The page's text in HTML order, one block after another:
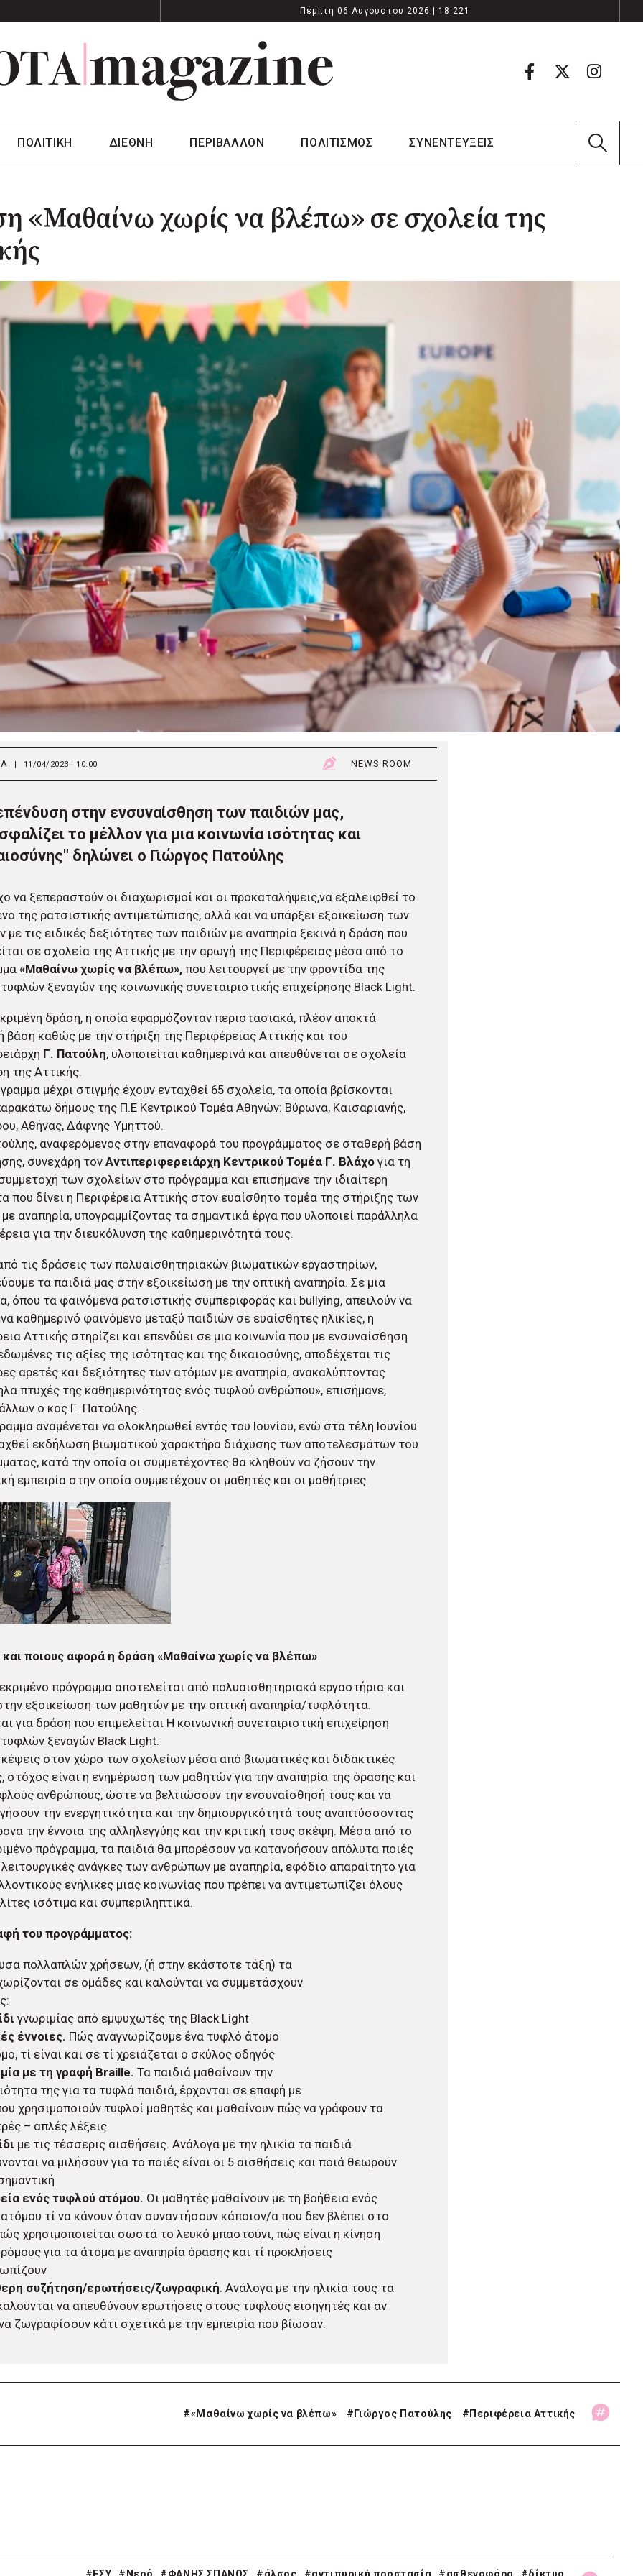
Πέμπτη 06 Αυγούστου 2026 | 18:221
ΠΟΛΙΤΙΚΗ ΔΙΕΘΝΗ ΠΕΡΙΒΑΛΛΟΝ ΠΟΛΙΤΙΣΜΟΣ ΣΥΝΕΝΤΕΥΞΕΙΣ
«Μαθαίνω χωρίς να βλέπω» σε σχολεία της
| 11/04/2023 · 10:00 NEWS ROOM
στην ενσυναίσθηση των παιδιών μας,
το μέλλον για μια κοινωνία ισότητας και
δηλώνει ο Γιώργος Πατούλης
να ξεπεραστούν οι διαχωρισμοί και οι προκαταλήψεις,να εξαλειφθεί το
της ρατσιστικής αντιμετώπισης, αλλά και να υπάρξει εξοικείωση των
με τις ειδικές δεξιότητες των παιδιών με αναπηρία ξεκινά η δράση που
σε σχολεία της Αττικής με την αρωγή της Περιφέρειας μέσα από το
«Μαθαίνω χωρίς να βλέπω», που λειτουργεί με την φροντίδα της
ξεναγών της κοινωνικής συνεταιριστικής επιχείρησης Black Light.
δράση, η οποία εφαρμόζονταν περιστασιακά, πλέον αποκτά
βάση καθώς με την στήριξη της Περιφέρειας Αττικής και του
Γ. Πατούλη, υλοποιείται καθημερινά και απευθύνεται σε σχολεία
της Αττικής.
μέχρι στιγμής έχουν ενταχθεί 65 σχολεία, τα οποία βρίσκονται
δήμους της Π.Ε Κεντρικού Τομέα Αθηνών: Βύρωνα, Καισαριανής,
Αθήνας, Δάφνης-Υμηττού.
αναφερόμενος στην επαναφορά του προγράμματος σε σταθερή βάση
συνεχάρη τον Αντιπεριφερειάρχη Κεντρικού Τομέα Γ. Βλάχο για τη
των σχολείων στο πρόγραμμα και επισήμανε την ιδιαίτερη
που δίνει η Περιφέρεια Αττικής στον ευαίσθητο τομέα της στήριξης των
αναπηρία, υπογραμμίζοντας τα σημαντικά έργα που υλοποιεί παράλληλα
για την διευκόλυνση της καθημερινότητά τους.
τις δράσεις των πολυαισθητηριακών βιωματικών εργαστηρίων,
τα παιδιά μας στην εξοικείωση με την οπτική αναπηρία. Σε μια
όπου τα φαινόμενα ρατσιστικής συμπεριφοράς και bullying, απειλούν να
καθημερινό φαινόμενο μεταξύ παιδιών σε ευαίσθητες ηλικίες, η
Αττικής στηρίζει και επενδύει σε μια κοινωνία που με ενσυναίσθηση
τις αξίες της ισότητας και της δικαιοσύνης, αποδέχεται τις
αρετές και δεξιότητες των ατόμων με αναπηρία, ανακαλύπτοντας
πτυχές της καθημερινότητας ενός τυφλού ανθρώπου», επισήμανε,
ο κος Γ. Πατούλης.
αναμένεται να ολοκληρωθεί εντός του Ιουνίου, ενώ στα τέλη Ιουνίου
εκδήλωση βιωματικού χαρακτήρα διάχυσης των αποτελεσμάτων του
κατά την οποία οι συμμετέχοντες θα κληθούν να ζήσουν την
εμπειρία στην οποία συμμετέχουν οι μαθητές και οι μαθήτριες.
και ποιους αφορά η δράση «Μαθαίνω χωρίς να βλέπω»
πρόγραμμα αποτελείται από πολυαισθητηριακά εργαστήρια και
εξοικείωση των μαθητών με την οπτική αναπηρία/τυφλότητα.
για δράση που επιμελείται Η κοινωνική συνεταιριστική επιχείρηση
ξεναγών Black Light.
στον χώρο των σχολείων μέσα από βιωματικές και διδακτικές
στόχος είναι η ενημέρωση των μαθητών για την αναπηρία της όρασης και
ανθρώπους, ώστε να βελτιώσουν την ενσυναίσθησή τους και να
την ενεργητικότητα και την δημιουργικότητά τους αναπτύσσοντας
την έννοια της αλληλεγγύης και την κριτική τους σκέψη. Μέσα από το
πρόγραμμα, τα παιδιά θα μπορέσουν να κατανοήσουν απόλυτα ποιές
λειτουργικές ανάγκες των ανθρώπων με αναπηρία, εφόδιο απαραίτητο για
ενήλικες μιας κοινωνίας που πρέπει να αντιμετωπίζει όλους
ισότιμα και συμπεριληπτικά.
του προγράμματος:
πολλαπλών χρήσεων, (ή στην εκάστοτε τάξη) τα
σε ομάδες και καλούνται να συμμετάσχουν
γνωριμίας από εμψυχωτές της Black Light
έννοιες. Πώς αναγνωρίζουμε ένα τυφλό άτομο
τί είναι και σε τί χρειάζεται ο σκύλος οδηγός
με τη γραφή Braille. Τα παιδιά μαθαίνουν την
της για τα τυφλά παιδιά, έρχονται σε επαφή με
χρησιμοποιούν τυφλοί μαθητές και μαθαίνουν πώς να γράφουν τα
– απλές λέξεις
με τις τέσσερις αισθήσεις. Ανάλογα με την ηλικία τα παιδιά
να μιλήσουν για το ποιές είναι οι 5 αισθήσεις και ποιά θεωρούν
ενός τυφλού ατόμου. Οι μαθητές μαθαίνουν με τη βοήθεια ενός
τί να κάνουν όταν συναντήσουν κάποιον/α που δεν βλέπει στο
χρησιμοποιείται σωστά το λευκό μπαστούνι, πώς είναι η κίνηση
για τα άτομα με αναπηρία όρασης και τί προκλήσεις
συζήτηση/ερωτήσεις/ζωγραφική. Ανάλογα με την ηλικία τους τα
να απευθύνουν ερωτήσεις στους τυφλούς εισηγητές και αν
ζωγραφίσουν κάτι σχετικά με την εμπειρία που βίωσαν.
#«Μαθαίνω χωρίς να βλέπω» # Γιώργος Πατούλης # Περιφέρεια Αττικής
#ΕΣΥ #Νερό #ΦΑΝΗΣ ΣΠΑΝΟΣ #άλσος #αντιπυρική προστασία #ασθενοφόρα #δίκτυο